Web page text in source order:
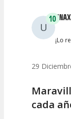
U
10UNAX
¡Lo
29
cada